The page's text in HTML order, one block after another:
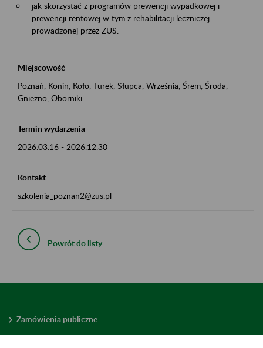
jak skorzystać z programów prewencji wypadkowej i
prewencji rentowej w tym z rehabilitacji leczniczej
prowadzonej przez ZUS.
Miejscowość
Poznań, Konin, Koło, Turek, Słupca, Września, Śrem, Środa,
Gniezno, Oborniki
Termin wydarzenia
2026.03.16 - 2026.12.30
Kontakt
szkolenia_poznan2@zus.pl
Powrót do listy
Zamówienia publiczne